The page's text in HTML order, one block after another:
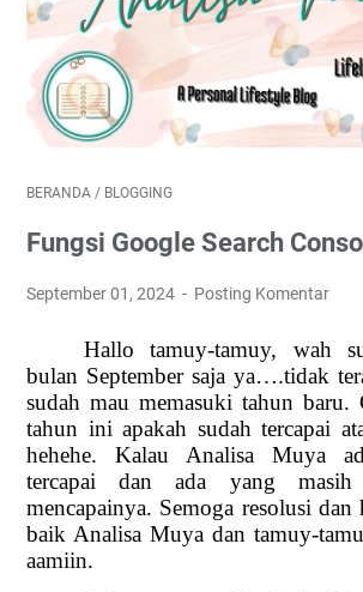
BERANDA / BLOGGING
Fungsi Google Search
September 01, 2024 Posting Komentar
Hallo tamuy-tamuy, wah
bulan September saja ya….tidak
sudah mau memasuki tahun baru.
tahun ini apakah sudah tercapai
hehehe. Kalau Analisa Muya
tercapai dan ada yang masih
mencapainya. Semoga resolusi dan
baik Analisa Muya dan tamuy-
aamiin.